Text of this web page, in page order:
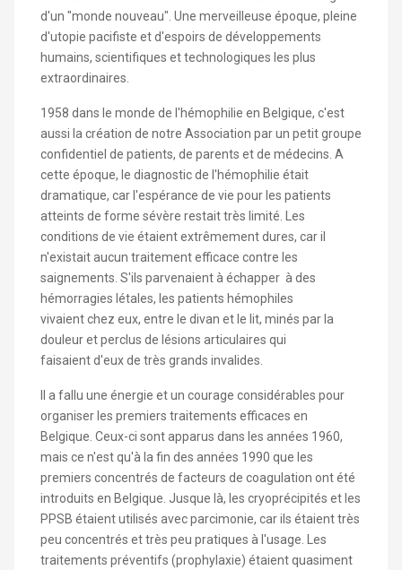
d'un "monde nouveau". Une merveilleuse époque, pleine
d'utopie pacifiste et d'espoirs de développements
humains, scientifiques et technologiques les plus
extraordinaires.
1958 dans le monde de l'hémophilie en Belgique, c'est
aussi la création de notre Association par un petit groupe
confidentiel de patients, de parents et de médecins. A
cette époque, le diagnostic de l'hémophilie était
dramatique, car l'espérance de vie pour les patients
atteints de forme sévère restait très limité. Les
conditions de vie étaient extrêmement dures, car il
n'existait aucun traitement efficace contre les
saignements. S'ils parvenaient à échapper à des
hémorragies létales, les patients hémophiles
vivaient chez eux, entre le divan et le lit, minés par la
douleur et perclus de lésions articulaires qui
faisaient d'eux de très grands invalides.
Il a fallu une énergie et un courage considérables pour
organiser les premiers traitements efficaces en
Belgique. Ceux-ci sont apparus dans les années 1960,
mais ce n'est qu'à la fin des années 1990 que les
premiers concentrés de facteurs de coagulation ont été
introduits en Belgique. Jusque là, les cryoprécipités et les
PPSB étaient utilisés avec parcimonie, car ils étaient très
peu concentrés et très peu pratiques à l'usage. Les
traitements préventifs (prophylaxie) étaient quasiment